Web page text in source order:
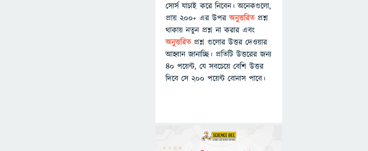
সোর্স যাচাই করে নিবেন। অনেকগুলো,
প্রায় ২০০+ এর উপরঅনুত্তরিতপ্রশ্ন
থাকায় নতুন প্রশ্ন না করার এবং
অনুত্তরিত প্রশ্ন গুলোর উত্তর দেওয়ার
আহ্বান জানাচ্ছি। প্রতিটি উত্তরের জন্য
৪০ পয়েন্ট, যে সবচেয়ে বেশি উত্তর
দিবে সে ২০০ পয়েন্ট বোনাস পাবে।